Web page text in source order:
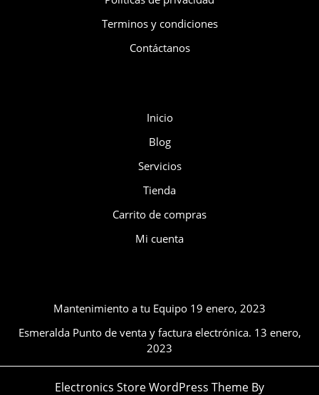
Terminos y condiciones
Contáctanos
Inicio
Blog
Servicios
Tienda
Carrito de compras
Mi cuenta
Mantenimiento a tu Equipo 19 enero, 2023
Esmeralda Punto de venta y factura electrónica. 13 enero,
2023
Electronics Store WordPress Theme By